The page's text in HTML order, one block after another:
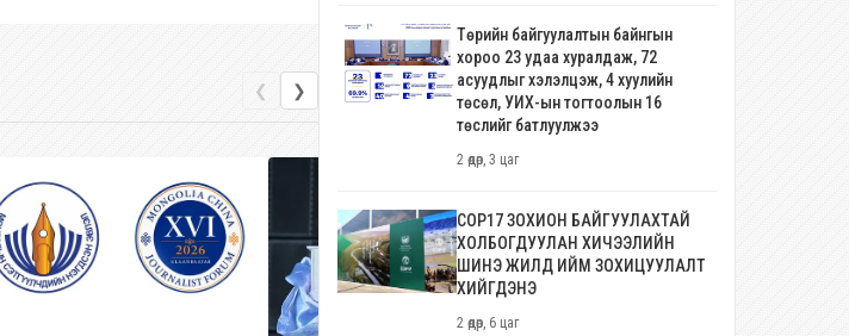
❮ ❯
Төрийн байгуулалтын байнгын
хороо 23 удаа хуралдаж, 72
асуудлыг хэлэлцэж, 4 хуулийн
төсөл, УИХ-ын тогтоолын 16
төслийг батлуулжээ
2 өдөр, 3 цаг
COP17 ЗОХИОН БАЙГУУЛАХТАЙ
ХОЛБОГДУУЛАН ХИЧЭЭЛИЙН
ШИНЭ ЖИЛД ИЙМ ЗОХИЦУУЛАЛТ
ХИЙГДЭНЭ
2 өдөр, 6 цаг